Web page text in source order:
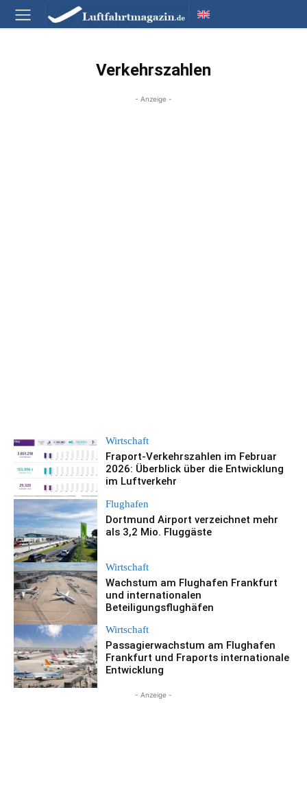
Verkehrszahlen
- Anzeige -
Wirtschaft
Fraport-Verkehrszahlen im Februar
2026: Überblick über die Entwicklung
im Luftverkehr
Flughafen
Dortmund Airport verzeichnet mehr
als 3,2 Mio. Fluggäste
Wirtschaft
Wachstum am Flughafen Frankfurt
und internationalen
Beteiligungsflughäfen
Wirtschaft
Passagierwachstum am Flughafen
Frankfurt und Fraports internationale
Entwicklung
- Anzeige -